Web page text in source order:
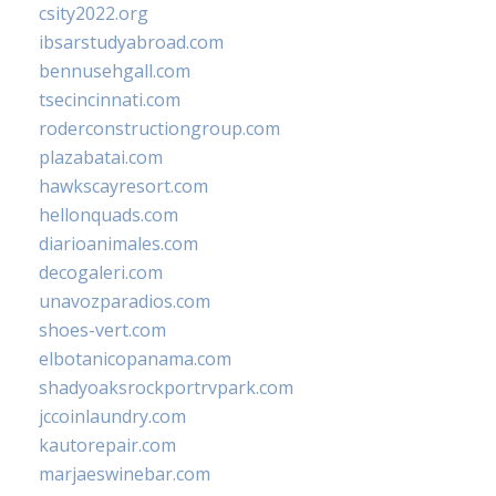
csity2022.org
ibsarstudyabroad.com
bennusehgall.com
tsecincinnati.com
roderconstructiongroup.com
plazabatai.com
hawkscayresort.com
hellonquads.com
diarioanimales.com
decogaleri.com
unavozparadios.com
shoes-vert.com
elbotanicopanama.com
shadyoaksrockportrvpark.com
jccoinlaundry.com
kautorepair.com
marjaeswinebar.com